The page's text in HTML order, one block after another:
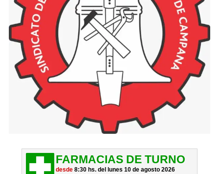
FARMACIAS DE TURNO
desde8:30 hs. del lunes 10 de agosto 2026